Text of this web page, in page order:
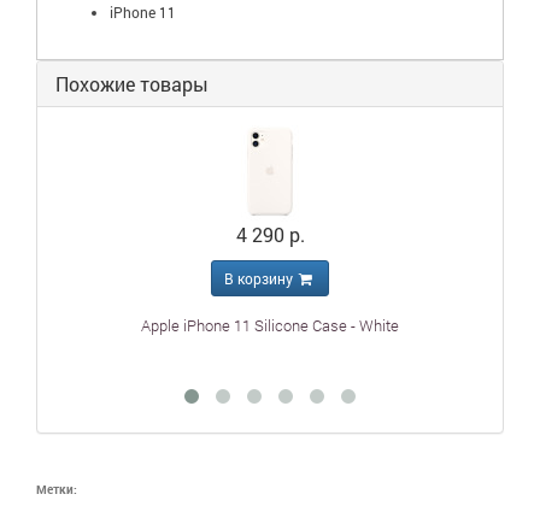
iPhone 11
Похожие товары
4 290 р.
В корзину
Apple iPhone 11 Silicone Case - White
Метки: